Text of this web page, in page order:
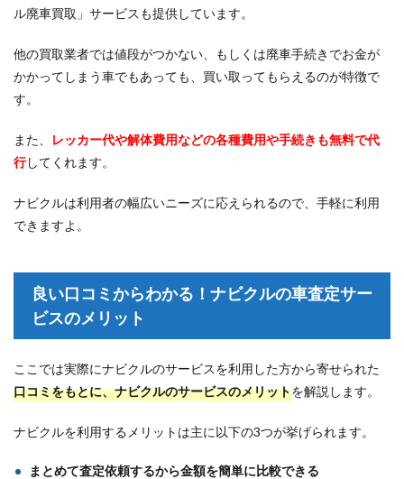
ル廃車買取」サービスも提供しています。
他の買取業者では値段がつかない、もしくは廃車手続きでお金が
かかってしまう車でもあっても、買い取ってもらえるのが特徴で
す。
また、
レッカー代や解体費用などの各種費用や手続きも無料で代
行してくれます。
ナビクルは利用者の幅広いニーズに応えられるので、手軽に利用
できますよ。
良い口コミからわかる！ナビクルの車査定サー
ビスのメリット
ここでは実際にナビクルのサービスを利用した方から寄せられた
口コミをもとに、ナビクルのサービスのメリットを解説します。
ナビクルを利用するメリットは主に以下の3つが挙げられます。
まとめて査定依頼するから金額を簡単に比較できる